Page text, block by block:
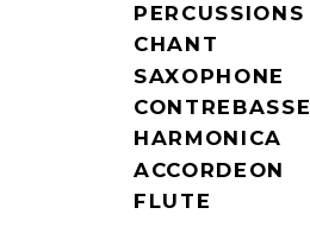
PERCUSSIONS
CHANT
SAXOPHONE
CONTREBASSE
HARMONICA
ACCORDEON
FLUTE